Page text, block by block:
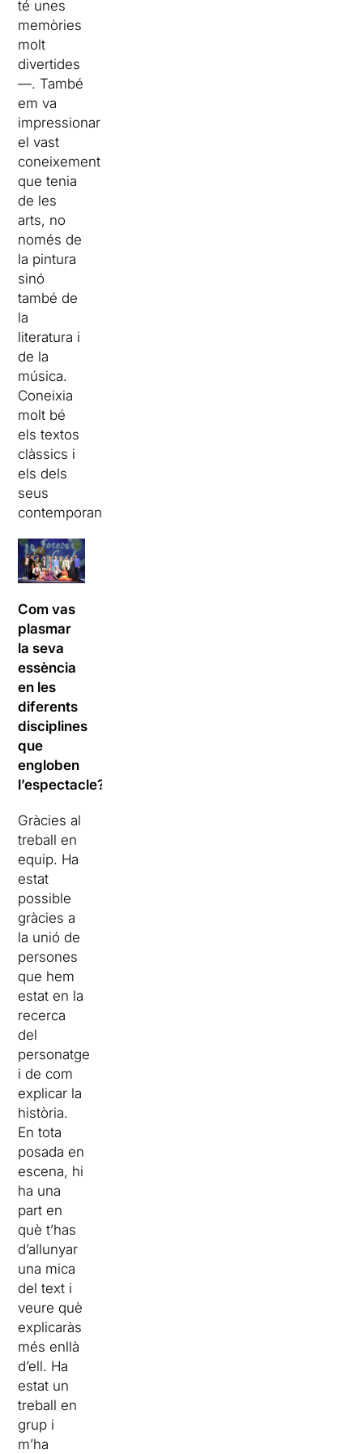
té unes
memòries
molt
divertides
—. També
em va
impressionar
el vast
coneixement
que tenia
de les
arts, no
només de
la pintura
sinó
també de
la
literatura i
de la
música.
Coneixia
molt bé
els textos
clàssics i
els dels
seus
contemporanis.
Com vas
plasmar
la seva
essència
en les
diferents
disciplines
que
engloben
l’espectacle?
Gràcies al
treball en
equip. Ha
estat
possible
gràcies a
la unió de
persones
que hem
estat en la
recerca
del
personatge
i de com
explicar la
història.
En tota
posada en
escena, hi
ha una
part en
què t’has
d’allunyar
una mica
del text i
veure què
explicaràs
més enllà
d’ell. Ha
estat un
treball en
grup i
m’ha